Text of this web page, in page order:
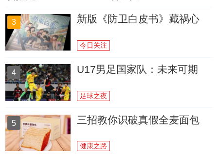
3 新版《防卫白皮书》藏祸心
今日关注
4 U17男足国家队：未来可期
足球之夜
5 三招教你识破真假全麦面包
健康之路